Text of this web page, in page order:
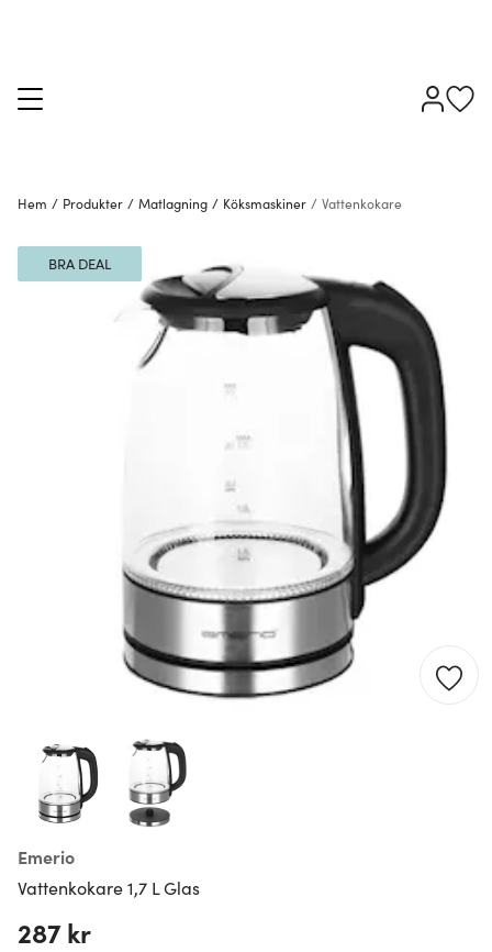
Hem / Produkter / Matlagning / Köksmaskiner / Vattenkokare
Emerio
Vattenkokare 1,7 L Glas
BRA DEAL
287 kr